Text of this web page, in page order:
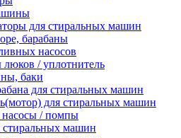
для стиральных машин
барабаны
насосов
/ уплотнитель
баки
для стиральных машин
для стиральных машин
/ помпы
машин